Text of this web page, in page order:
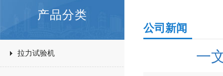
产品分类
拉力试验机
公司新闻
一